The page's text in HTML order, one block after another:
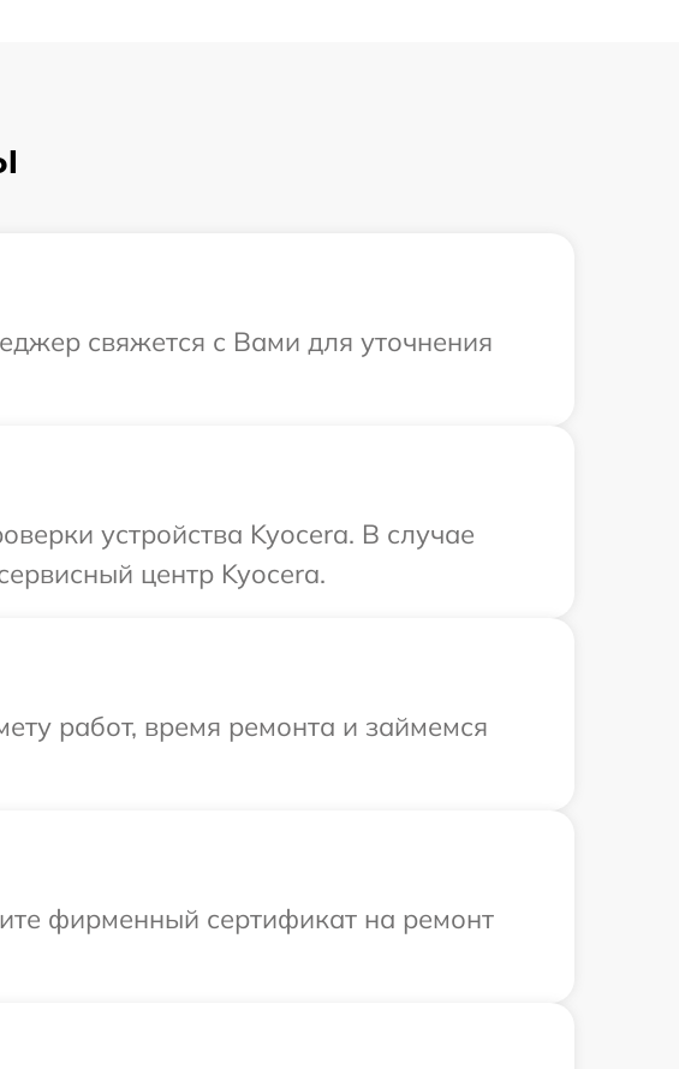
свяжется с Вами для уточнения
устройства Kyocera. В случае
центр Kyocera.
работ, время ремонта и займемся
фирменный сертификат на ремонт